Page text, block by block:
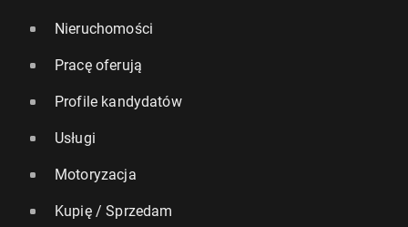
Nieruchomości
Pracę oferują
Profile kandydatów
Usługi
Motoryzacja
Kupię / Sprzedam